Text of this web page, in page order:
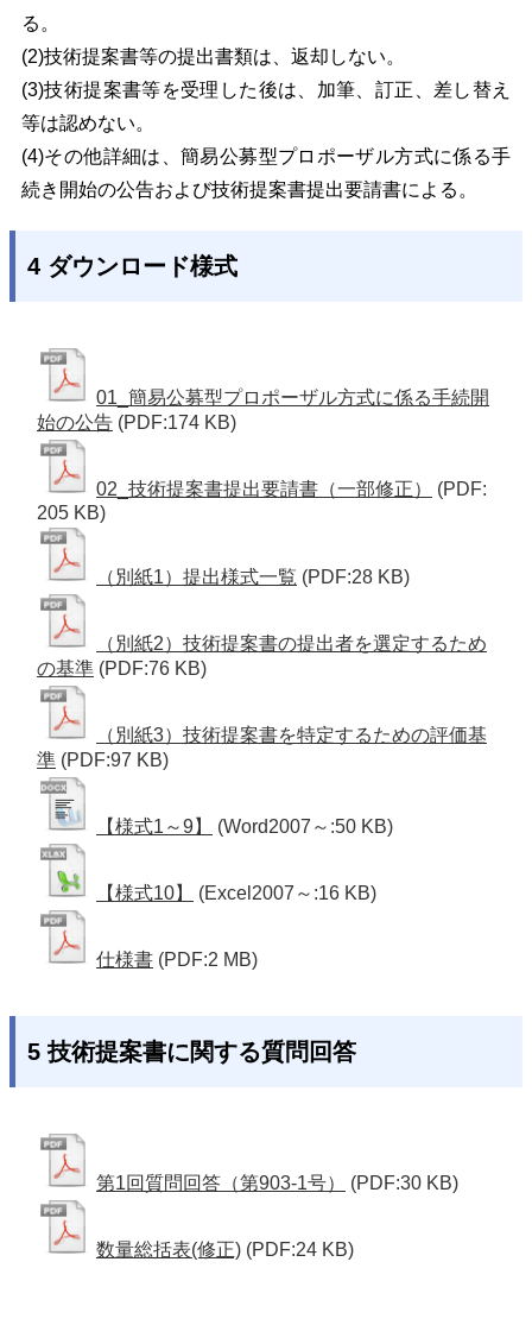
る。
(2)技術提案書等の提出書類は、返却しない。
(3)技術提案書等を受理した後は、加筆、 訂正、差し替え
等は認めない。
(4)その他詳細は、簡易公募型プロポーザル方式に係る手
続き開始の公告および技術提案書提出要請書による。
4 ダウンロード様式
01_簡易公募型プロポーザル方式に係る手続開
始の公告 (PDF:174 KB)
02_技術提案書提出要請書（一部修正）
(PDF:
205 KB)
（別紙1）提出様式一覧 (PDF:28 KB)
（別紙2）技術提案書の提出者を選定するため
の基準 (PDF:76 KB)
（別紙3）技術提案書を特定するための評価基
準 (PDF:97 KB)
【様式1～9】 (Word2007～:50 KB)
【様式10】 (Excel2007～:16 KB)
仕様書 (PDF:2 MB)
5 技術提案書に関する質問回答
第1回質問回答（第903-1号） (PDF:30 KB)
数量総括表(修正) (PDF:24 KB)